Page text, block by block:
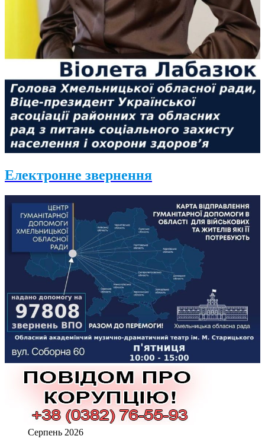
Електронне звернення
Серпень 2026